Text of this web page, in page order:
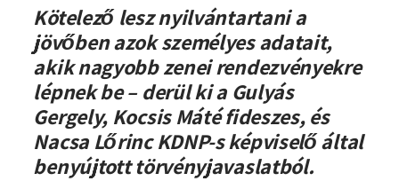
A Sziget üdvözli a szabályozást
Kötelező lesz nyilvántartani a
jövőben azok személyes adatait,
akik nagyobb zenei rendezvényekre
lépnek be – derül ki a Gulyás
Gergely, Kocsis Máté fideszes, és
Nacsa Lőrinc KDNP-s képviselő által
benyújtott törvényjavaslatból.